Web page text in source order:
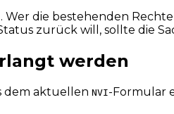
die bestehenden
zurück will, sollte die
werden
dem aktuellen NVI-Formular